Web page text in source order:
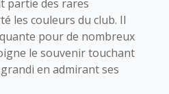
partie des rares
les couleurs du club. Il
pour de nombreux
le souvenir touchant
en admirant ses